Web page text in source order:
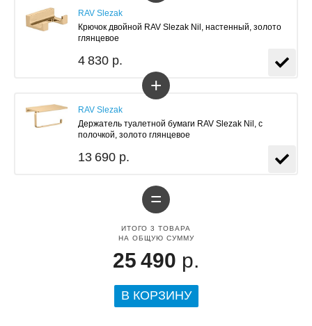
RAV Slezak
Крючок двойной RAV Slezak Nil, настенный, золото
глянцевое
4 830 р.
+
RAV Slezak
Держатель туалетной бумаги RAV Slezak Nil, с
полочкой, золото глянцевое
13 690 р.
=
ИТОГО 3 ТОВАРА
НА ОБЩУЮ СУММУ
25 490 р.
В КОРЗИНУ